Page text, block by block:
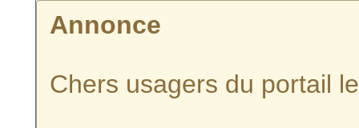
Annonce
Chers usagers du portail